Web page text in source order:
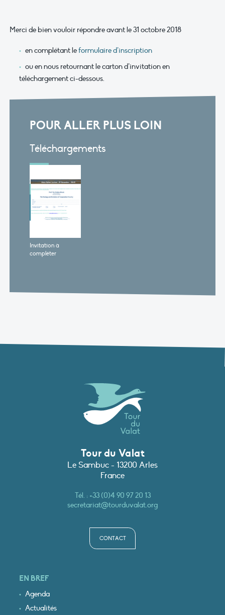
Merci de bien vouloir répondre avant le 31 octobre 2018
en complétant leformulaire d’inscription
ou en nous retournant le carton d’invitation en
téléchargement ci-dessous.
POUR ALLER PLUS LOIN
Téléchargements
Invitation à
compléter
Tour du Valat
Le Sambuc - 13200 Arles
France
Tél. :+33 (0)4 90 97 20 13
secretariat@tourduvalat.org
CONTACT
EN BREF
Agenda
Actualités